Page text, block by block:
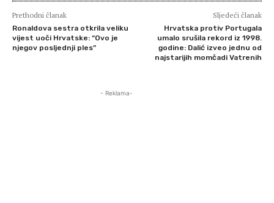
Prethodni članak
Ronaldova sestra otkrila veliku
vijest uoči Hrvatske: “Ovo je
njegov posljednji ples”
Sljedeći članak
Hrvatska protiv Portugala
umalo srušila rekord iz 1998.
godine: Dalić izveo jednu od
najstarijih momčadi Vatrenih
- Reklama-